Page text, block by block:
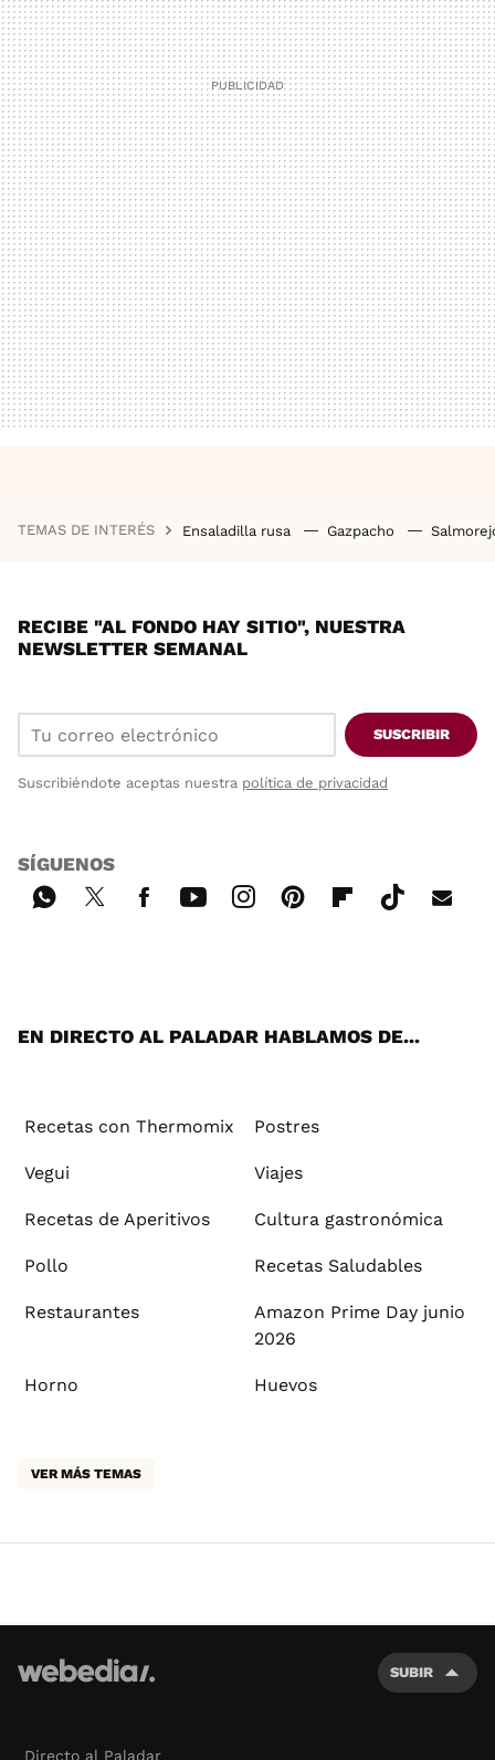
TEMAS DE INTERÉS Ensaladilla rusa Gazpacho
RECIBE "AL FONDO HAY SITIO", NUESTRA
NEWSLETTER SEMANAL
SUSCRIBIR
Suscribiéndote aceptas nuestra política de privacidad
SÍGUENOS
EN DIRECTO AL PALADAR HABLAMOS DE...
Recetas con Thermomix Postres
Vegui Viajes
Recetas de Aperitivos Cultura gastronómica
Pollo Recetas Saludables
Restaurantes
Amazon Prime Day junio
2026
Horno Huevos
VER MÁS TEMAS
SUBIR
Directo al Paladar